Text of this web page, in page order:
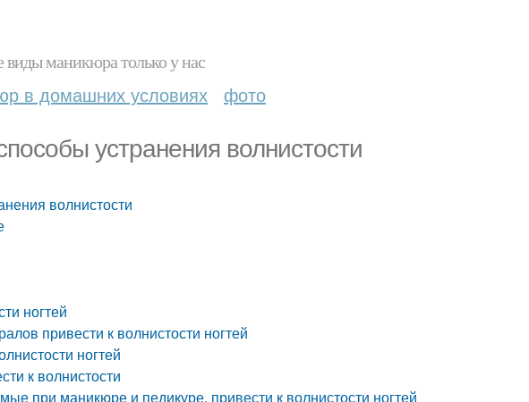
виды маникюра только у нас
в домашних условиях фото
устранения волнистости
волнистости
ногтей
привести к волнистости ногтей
ногтей
к волнистости
при маникюре и педикуре, привести к волнистости ногтей